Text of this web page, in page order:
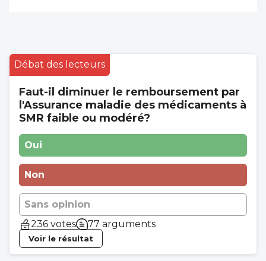
Débat des lecteurs
Faut-il diminuer le remboursement par
l'Assurance maladie des médicaments à
SMR faible ou modéré?
Oui
Non
Sans opinion
236 votes
77 arguments
Voir le résultat